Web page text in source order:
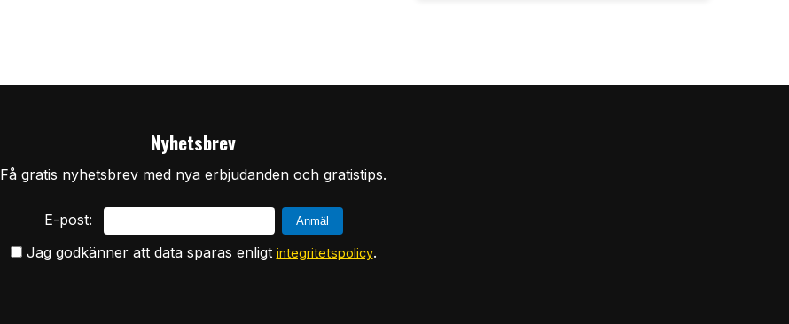
Nyhetsbrev
Få gratis nyhetsbrev med nya erbjudanden och gratistips.
E-post:
Jag godkänner att data sparas enligt integritetspolicy.